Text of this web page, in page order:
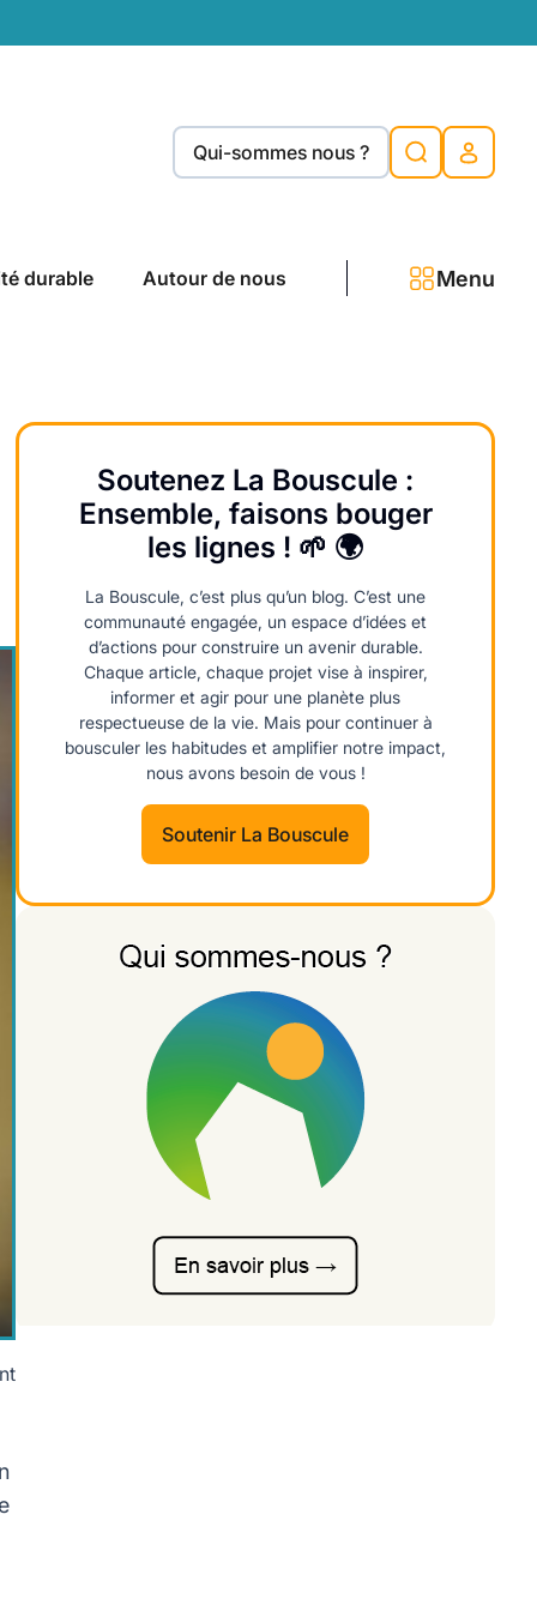
Qui-sommes nous ?
durable Autour de nous Menu
Soutenez La Bouscule :
Ensemble, faisons bouger
les lignes ! 🌱 🌍
La Bouscule, c’est plus qu’un blog. C’est une
communauté engagée, un espace d’idées et
d’actions pour construire un avenir durable.
Chaque article, chaque projet vise à inspirer,
informer et agir pour une planète plus
respectueuse de la vie. Mais pour continuer à
bousculer les habitudes et amplifier notre impact,
nous avons besoin de vous !
Soutenir La Bouscule